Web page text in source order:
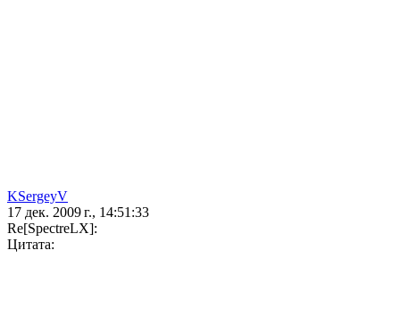
KSergeyV
17 дек. 2009 г., 14:51:33
Re[SpectreLX]:
Цитата: